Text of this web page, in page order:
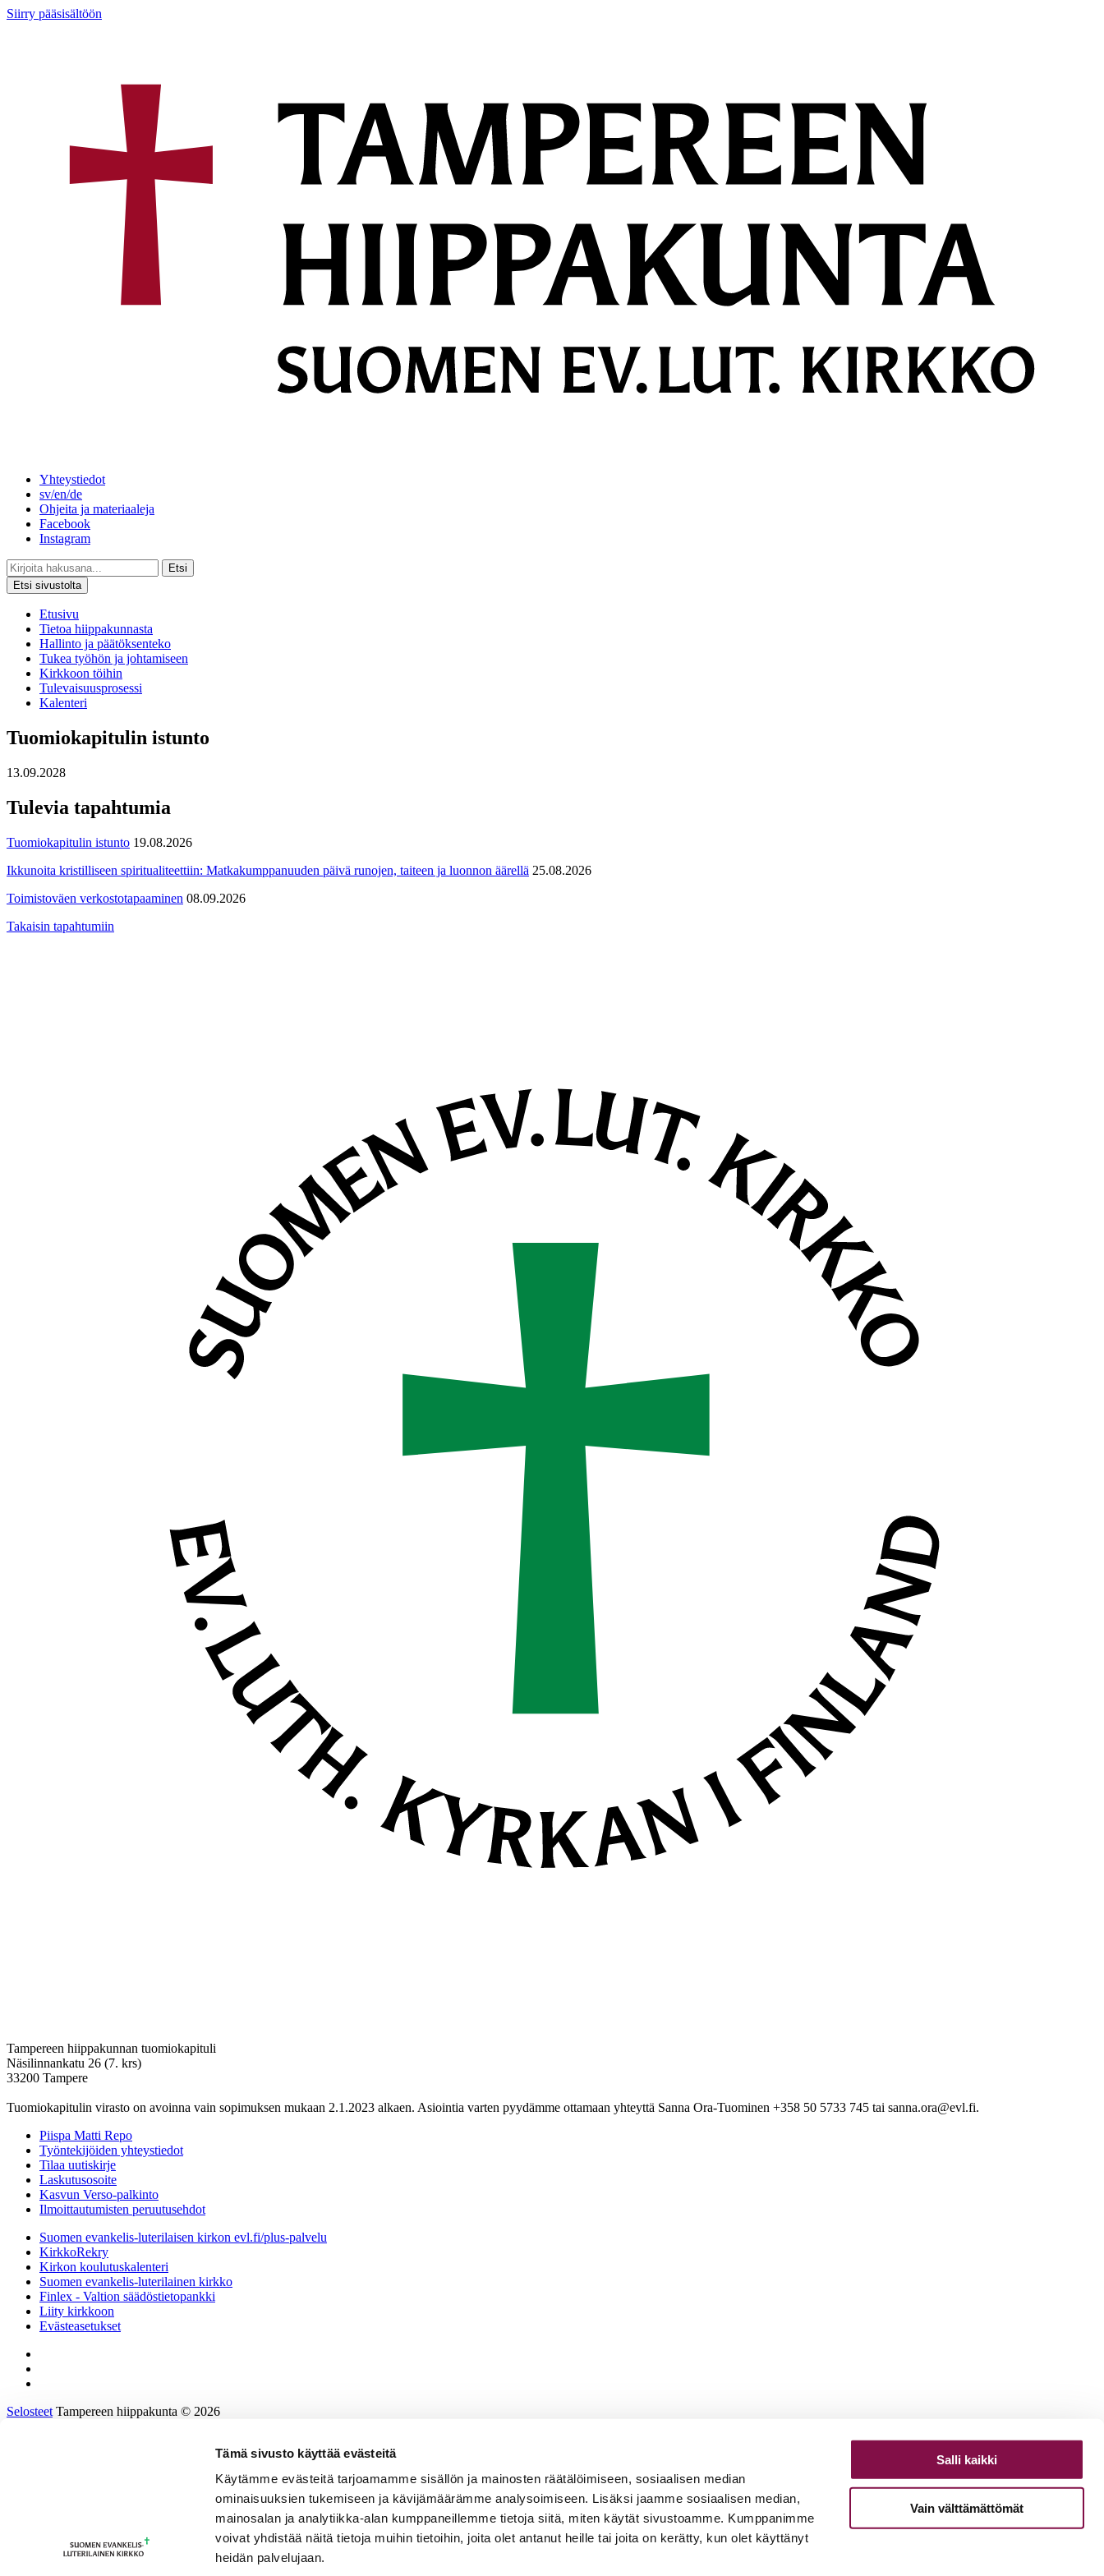
Tämä sivusto käyttää evästeitä
Käytämme evästeitä tarjoamamme sisällön ja mainosten räätälöimiseen, sosiaalisen median
ominaisuuksien tukemiseen ja kävijämäärämme analysoimiseen. Lisäksi jaamme sosiaalisen median,
mainosalan ja analytiikka-alan kumppaneillemme tietoja siitä, miten käytät sivustoamme. Kumppanimme
voivat yhdistää näitä tietoja muihin tietoihin, joita olet antanut heille tai joita on kerätty, kun olet käyttänyt
heidän palvelujaan.
Salli kaikki
Vain välttämättömät
Siirry pääsisältöön
Yhteystiedot
sv/en/de
Ohjeita ja materiaaleja
Facebook
Instagram
Etsi
Etsi sivustolta
Etusivu
Tietoa hiippakunnasta
Hallinto ja päätöksenteko
Tukea työhön ja johtamiseen
Kirkkoon töihin
Tulevaisuusprosessi
Kalenteri
Tuomiokapitulin istunto
13.09.2028
Tulevia tapahtumia
Tuomiokapitulin istunto 19.08.2026
Ikkunoita kristilliseen spiritualiteettiin: Matkakumppanuuden päivä runojen, taiteen ja luonnon äärellä 25.08.2026
Toimistoväen verkostotapaaminen 08.09.2026
Takaisin tapahtumiin
Tampereen hiippakunnan tuomiokapituli
Näsilinnankatu 26 (7. krs)
33200 Tampere
Tuomiokapitulin virasto on avoinna vain sopimuksen mukaan 2.1.2023 alkaen. Asiointia varten pyydämme ottamaan yhteyttä Sanna Ora-Tuominen +358 50 5733 745 tai sanna.ora@evl.fi.
Piispa Matti Repo
Työntekijöiden yhteystiedot
Tilaa uutiskirje
Laskutusosoite
Kasvun Verso-palkinto
Ilmoittautumisten peruutusehdot
Suomen evankelis-luterilaisen kirkon evl.fi/plus-palvelu
KirkkoRekry
Kirkon koulutuskalenteri
Suomen evankelis-luterilainen kirkko
Finlex - Valtion säädöstietopankki
Liity kirkkoon
Evästeasetukset
Selosteet Tampereen hiippakunta © 2026
Kalenteri